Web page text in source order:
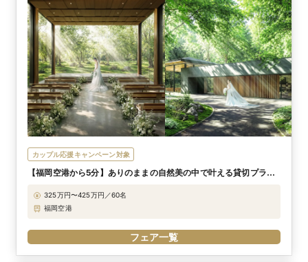
カップル応援キャンペーン対象
【福岡空港から5分】ありのままの自然美の中で叶える貸切プライ
325万円〜425万円／60名
福岡空港
フェア一覧